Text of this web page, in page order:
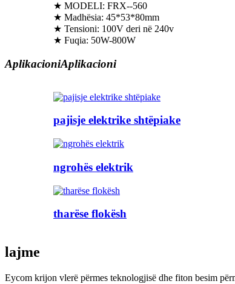
★ MODELI: FRX--560
★ Madhësia: 45*53*80mm
★ Tensioni: 100V deri në 240v
★ Fuqia: 50W-800W
AplikacioniAplikacioni
pajisje elektrike shtëpiake
ngrohës elektrik
tharëse flokësh
lajme
Eycom krijon vlerë përmes teknologjisë dhe fiton besim